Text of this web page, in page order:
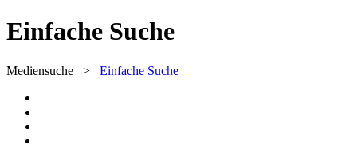
Einfache Suche
Mediensuche > Einfache Suche